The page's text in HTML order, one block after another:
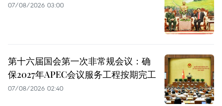
07/08/2026 03:00
第十六届国会第一次非常规会议：确
保2027年APEC会议服务工程按期完工
07/08/2026 02:40